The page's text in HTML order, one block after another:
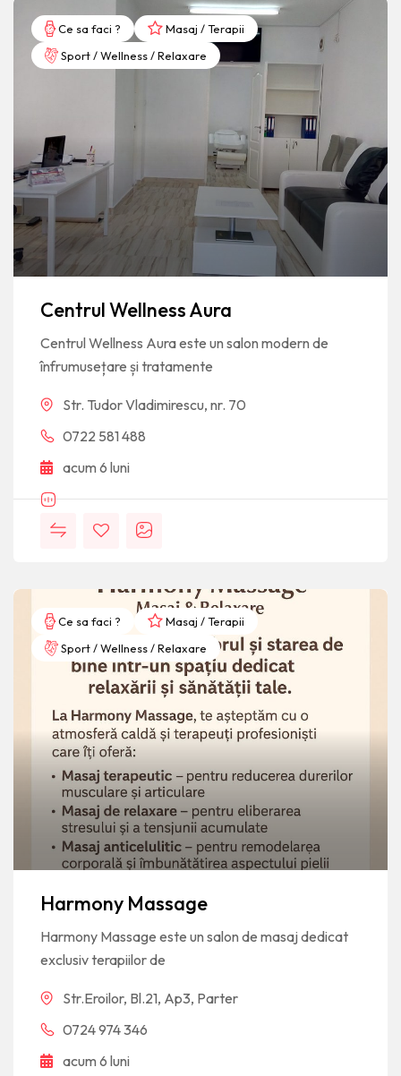
Ce sa faci ?
Masaj / Terapii
Sport / Wellness / Relaxare
Centrul Wellness Aura
Centrul Wellness Aura este un salon modern de
înfrumusețare și tratamente
Str. Tudor Vladimirescu, nr. 70
0722 581 488
acum 6 luni
Ce sa faci ?
Masaj / Terapii
Sport / Wellness / Relaxare
Harmony Massage
Harmony Massage este un salon de masaj dedicat
exclusiv terapiilor de
Str.Eroilor, Bl.21, Ap3, Parter
0724 974 346
acum 6 luni